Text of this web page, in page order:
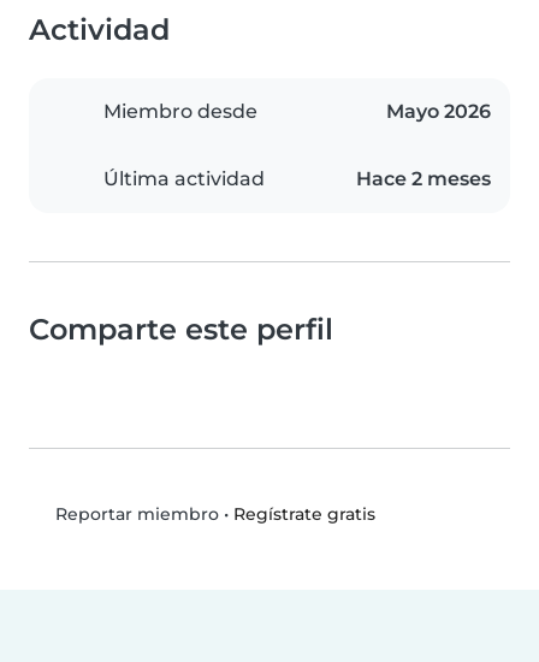
Actividad
Miembro desde Mayo 2026
Última actividad Hace 2 meses
Comparte este perfil
Reportar miembro• Regístrate gratis